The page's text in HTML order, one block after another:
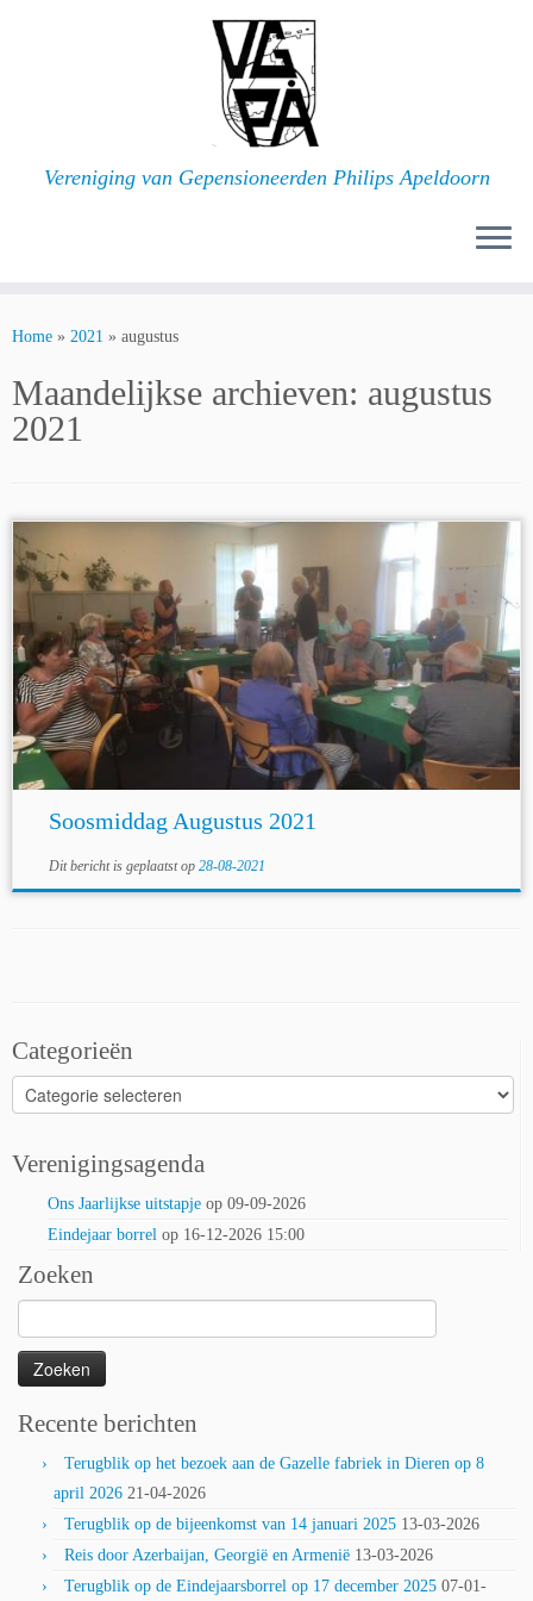
Vereniging van Gepensioneerden Philips Apeldoorn
Home » 2021 » augustus
Maandelijkse archieven: augustus
2021
Soosmiddag Augustus 2021
Dit bericht is geplaatst op 28-08-2021
Categorieën
Categorieën
Verenigingsagenda
Ons Jaarlijkse uitstapje op 09-09-2026
Eindejaar borrel op 16-12-2026 15:00
Zoeken
naar:
Recente berichten
Terugblik op het bezoek aan de Gazelle fabriek in Dieren op 8
april 2026 21-04-2026
Terugblik op de bijeenkomst van 14 januari 2025 13-03-2026
Reis door Azerbaijan, Georgië en Armenië 13-03-2026
Terugblik op de Eindejaarsborrel op 17 december 2025 07-01-